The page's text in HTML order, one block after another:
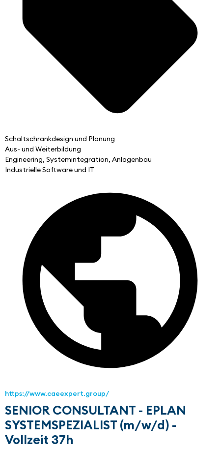
Schaltschrankdesign und Planung
Aus- und Weiterbildung
Engineering, Systemintegration, Anlagenbau
Industrielle Software und IT
https://www.caeexpert.group/
SENIOR CONSULTANT - EPLAN
SYSTEMSPEZIALIST (m/w/d) -
Vollzeit 37h